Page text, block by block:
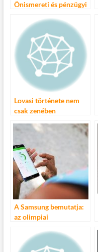
Önismereti és pénzügyi
képzés
Lovasi története nem
csak zenében
A Samsung bemutatja:
az olimpiai
története Morgan
Neville rendezésében